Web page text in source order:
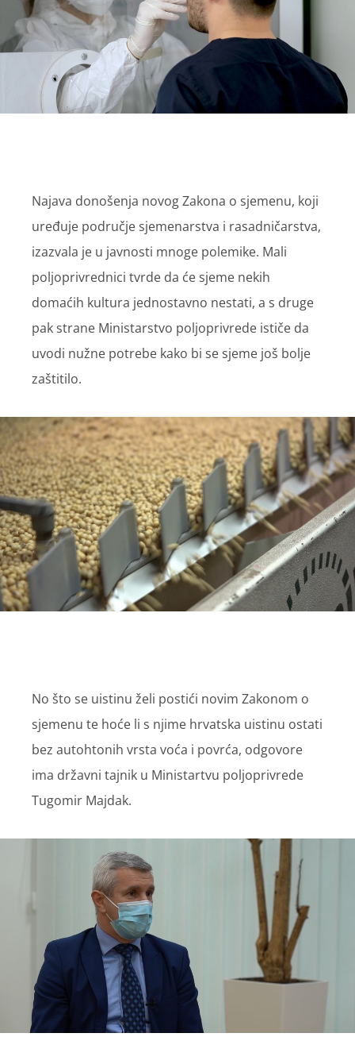
Najava donošenja novog Zakona o sjemenu, koji
uređuje područje sjemenarstva i rasadničarstva,
izazvala je u javnosti mnoge polemike. Mali
poljoprivrednici tvrde da će sjeme nekih
domaćih kultura jednostavno nestati, a s druge
pak strane Ministarstvo poljoprivrede ističe da
uvodi nužne potrebe kako bi se sjeme još bolje
zaštitilo.
No što se uistinu želi postići novim Zakonom o
sjemenu te hoće li s njime hrvatska uistinu ostati
bez autohtonih vrsta voća i povrća, odgovore
ima državni tajnik u Ministartvu poljoprivrede
Tugomir Majdak.